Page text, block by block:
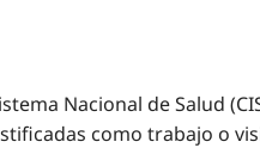
Nacional de Salud
como trabajo o